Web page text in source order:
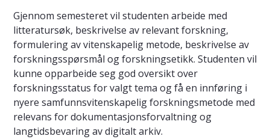
Gjennom semesteret vil studenten arbeide med
litteratursøk, beskrivelse av relevant forskning,
formulering av vitenskapelig metode, beskrivelse av
forskningsspørsmål og forskningsetikk. Studenten vil
kunne opparbeide seg god oversikt over
forskningsstatus for valgt tema og få en innføring i
nyere samfunnsvitenskapelig forskningsmetode med
relevans for dokumentasjonsforvaltning og
langtidsbevaring av digitalt arkiv.